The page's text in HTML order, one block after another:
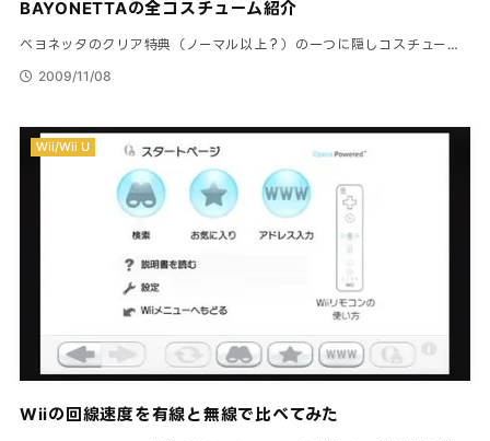
BAYONETTAの全コスチューム紹介
ベヨネッタのクリア特典（ノーマル以上？）の一つに隠しコスチュー…
2009/11/08
Wiiの回線速度を有線と無線で比べてみた
Wii/Wii U